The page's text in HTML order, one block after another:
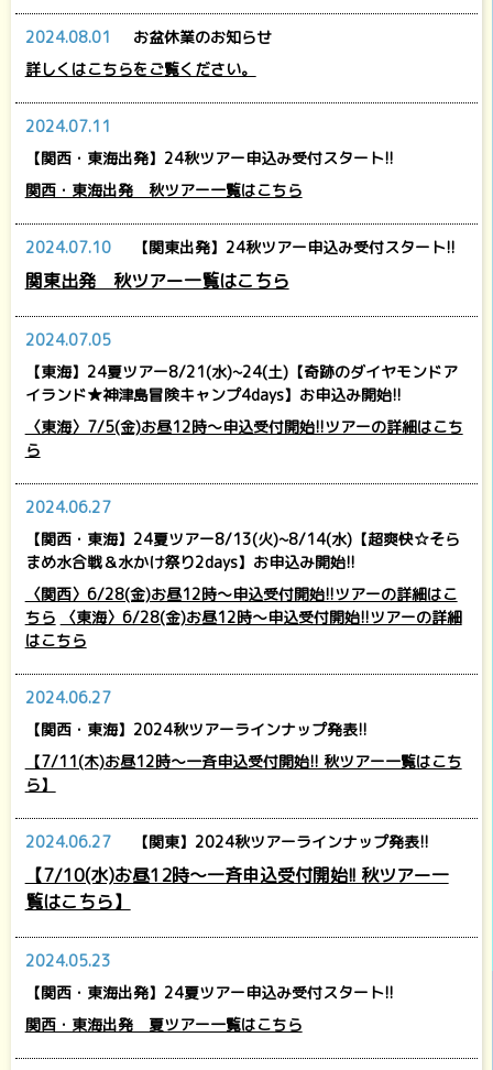
2024.08.01
お盆休業のお知らせ
詳しくはこちらをご覧ください。
2024.07.11
【関西・東海出発】24秋ツアー申込み受付スタート!!
関西・東海出発 秋ツアー一覧はこちら
2024.07.10 【関東出発】24秋ツアー申込み受付スタート!!
関東出発 秋ツアー一覧はこちら
2024.07.05
【東海】24夏ツアー8/21(水)~24(土)【奇跡のダイヤモンドア
イランド★神津島冒険キャンプ4days】お申込み開始!!
〈東海〉7/5(金)お昼12時～申込受付開始!!ツアーの詳細はこち
ら
2024.06.27
【関西・東海】24夏ツアー8/13(火)~8/14(水)【超爽快☆そら
まめ水合戦＆水かけ祭り2days】お申込み開始!!
〈関西〉6/28(金)お昼12時～申込受付開始!!ツアーの詳細はこ
ちら
〈東海〉6/28(金)お昼12時～申込受付開始!!ツアーの詳細
はこちら
2024.06.27
【関西・東海】2024秋ツアーラインナップ発表!!
【7/11(木)お昼12時～一斉申込受付開始!! 秋ツアー一覧はこち
ら】
2024.06.27 【関東】2024秋ツアーラインナップ発表!!
【7/10(水)お昼12時～一斉申込受付開始!! 秋ツアー一
覧はこちら】
2024.05.23
【関西・東海出発】24夏ツアー申込み受付スタート!!
関西・東海出発 夏ツアー一覧はこちら